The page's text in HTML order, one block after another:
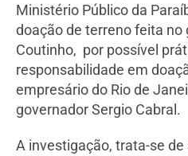
Ministério Público da
doação de terreno feita no
Coutinho, por possível
responsabilidade em
empresário do Rio de
governador Sergio Cabral.
A investigação, trata-se